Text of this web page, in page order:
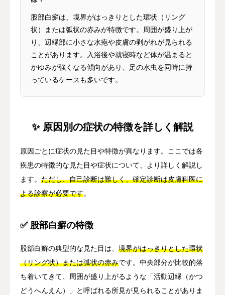
股部白癬は、境界がはっきりとした環状（リング
状）または弧状の赤みが特徴です。周囲が盛り上が
り、辺縁部に小さな水疱や皮膚の剥がれが見られる
ことがあります。入浴後や就寝時など体が温まると
かゆみが強くなる傾向があり、足の水虫を同時に持
っているケースも多いです。
✨ 原因別の症状の特徴を詳しく解説
原因ごとに症状の見た目や特徴が異なります。ここでは各
疾患の特徴的な見た目や症状について、より詳しく解説し
ます。 ただし、自己診断は難しく、確定診断は皮膚科医に
よる診察が必要です。
✅ 股部白癬の特徴
股部白癬の典型的な見た目は、 境界がはっきりとした環状
（リング状）または弧状の赤みです。中央部分が比較的落
ち着いてきて、周囲が盛り上がるような「活動辺縁（かつ
どうへんえん）」と呼ばれる所見が見られることがありま